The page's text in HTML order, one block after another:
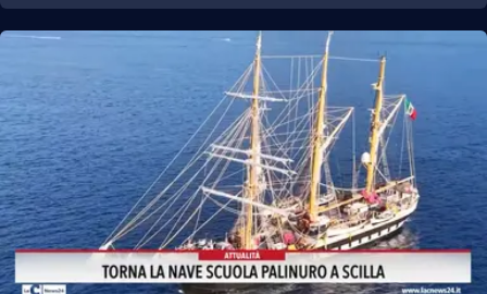
APP
Android
Apple